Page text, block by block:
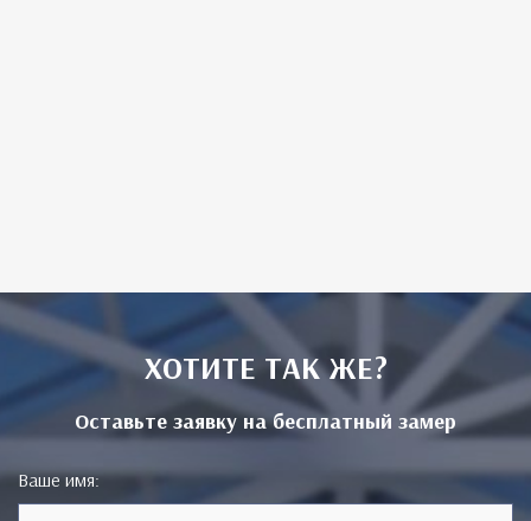
ХОТИТЕ ТАК ЖЕ?
Оставьте заявку на бесплатный замер
Ваше имя: